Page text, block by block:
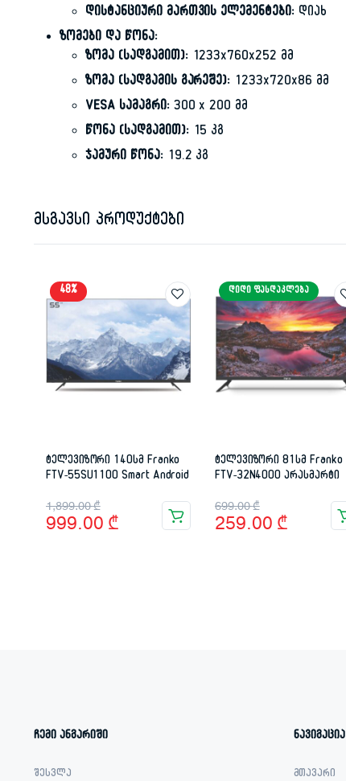
დისტანციური მართვის ელემენტები: დიახ
ზომები და წონა:
ზომა (სადგამით):1233x760x252 მმ
ზომა (სადგამის გარეშე): 1233x720x86 მმ
VESA სამაგრი:300 x 200 მმ
წონა (სადგამით):15 კგ
ჯამური წონა:19.2 კგ
მსგავსი პროდუქტები
48%
ტელევიზორი 140სმ Franko
FTV-55SU1100 Smart Android
1,899.00₾
Original
price
999.00 ₾
Current
price
ᲓᲘᲓᲘ ᲤᲐᲡᲓᲐᲙᲚᲔᲑᲐ
ტელევიზორი 81სმ Franko
FTV-32N4000 არასმარტი
699.00₾
Original
price
259.00 ₾
Current
price
ჩემი ანგარიში
შესვლა
ნავიგაცია
მთავარი